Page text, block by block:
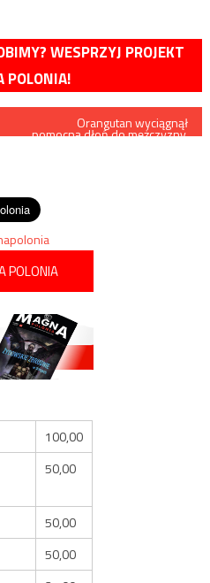
WESPRZYJ PROJEKT
POLONIA!
Orangutan wyciągnął
pomocną dłoń do mężczyzny,
POLONIA
100,00
50,00
50,00
50,00